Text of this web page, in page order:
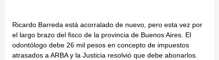
Ricardo Barreda está acorralado de nuevo, pero esta vez por
el largo brazo del fisco de la provincia de Buenos Aires. El
odontólogo debe 26 mil pesos en concepto de impuestos
atrasados a ARBA y la Justicia resolvió que debe abonarlos.